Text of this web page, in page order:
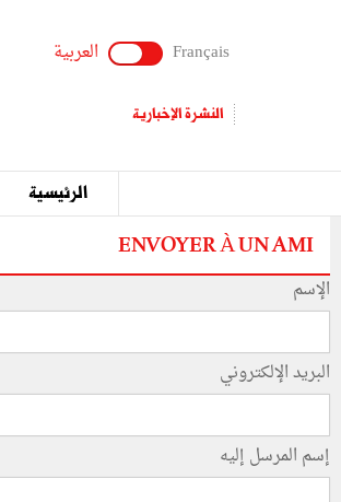
Français العربية
النشرة الإخبارية
الرئيسية
ENVOYER À UN AMI
الإسم
البريد الإلكتروني
إسم المرسل إليه